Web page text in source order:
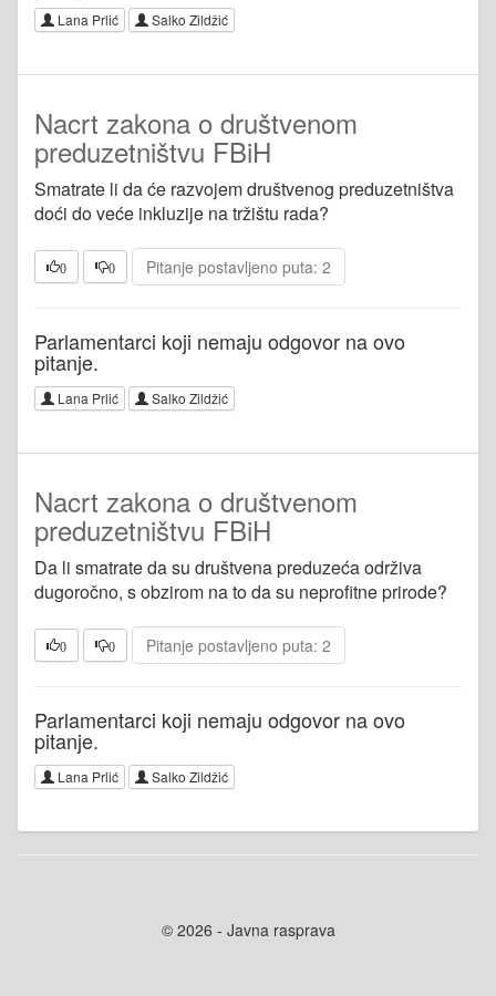
Lana Prlić Salko Zildžić
Nacrt zakona o društvenom
preduzetništvu FBiH
Smatrate li da će razvojem društvenog preduzetništva
doći do veće inkluzije na tržištu rada?
0 0 Pitanje postavljeno puta: 2
Parlamentarci koji nemaju odgovor na ovo
pitanje.
Lana Prlić Salko Zildžić
Nacrt zakona o društvenom
preduzetništvu FBiH
Da li smatrate da su društvena preduzeća održiva
dugoročno, s obzirom na to da su neprofitne prirode?
0 0 Pitanje postavljeno puta: 2
Parlamentarci koji nemaju odgovor na ovo
pitanje.
Lana Prlić Salko Zildžić
© 2026 - Javna rasprava